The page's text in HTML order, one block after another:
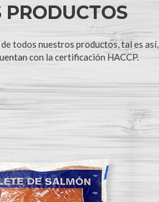
PRODUCTOS
todos nuestros productos, tal es
con la certificación HACCP.